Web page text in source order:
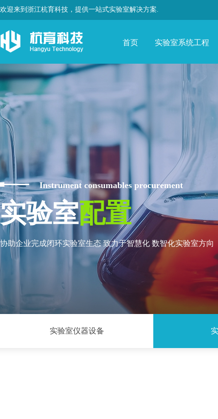
欢迎来到浙江杭育科技，提供一站式实验室解决方案.
首页 实验室系统工程
实验室配置
协助企业完成闭环实验室生态 致力于智慧化 数智化实验室方向
Instrument consumables procurement
实验室仪器设备